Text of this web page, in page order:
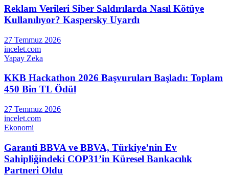
Reklam Verileri Siber Saldırılarda Nasıl Kötüye
Kullanılıyor? Kaspersky Uyardı
27 Temmuz 2026
incelet.com
Yapay Zeka
KKB Hackathon 2026 Başvuruları Başladı: Toplam
450 Bin TL Ödül
27 Temmuz 2026
incelet.com
Ekonomi
Garanti BBVA ve BBVA, Türkiye’nin Ev
Sahipliğindeki COP31’in Küresel Bankacılık
Partneri Oldu